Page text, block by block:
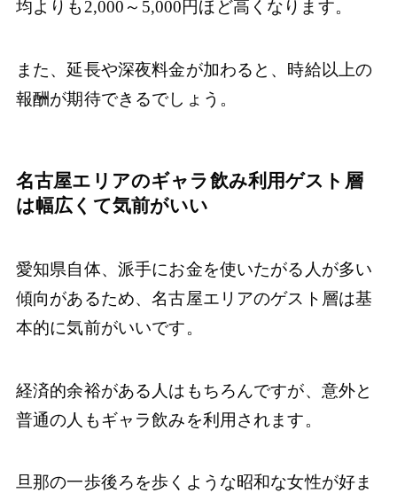
均よりも2,000～5,000円ほど高くなります。
また、延長や深夜料金が加わると、時給以上の
報酬が期待できるでしょう。
名古屋エリアのギャラ飲み利用ゲスト層
は幅広くて気前がいい
愛知県自体、派手にお金を使いたがる人が多い
傾向があるため、名古屋エリアのゲスト層は基
本的に気前がいいです。
経済的余裕がある人はもちろんですが、意外と
普通の人もギャラ飲みを利用されます。
旦那の一歩後ろを歩くような昭和な女性が好ま